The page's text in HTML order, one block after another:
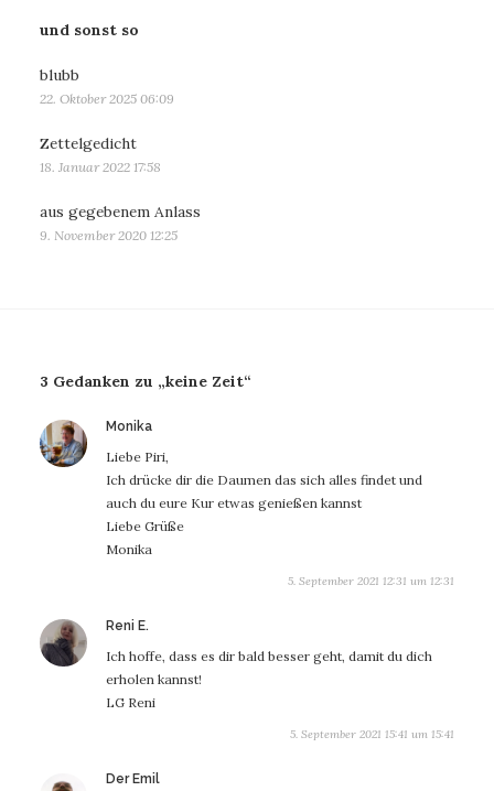
und sonst so
blubb
22. Oktober 2025 06:09
Zettelgedicht
18. Januar 2022 17:58
aus gegebenem Anlass
9. November 2020 12:25
3 Gedanken zu „keine Zeit“
Monikasagt:
Liebe Piri,
Ich drücke dir die Daumen das sich alles findet und
auch du eure Kur etwas genießen kannst
Liebe Grüße
Monika
5. September 2021 12:31 um 12:31
Reni E.
Ich hoffe, dass es dir bald besser geht, damit du dich
erholen kannst!
LG Reni
5. September 2021 15:41 um 15:41
Der Emilsagt: